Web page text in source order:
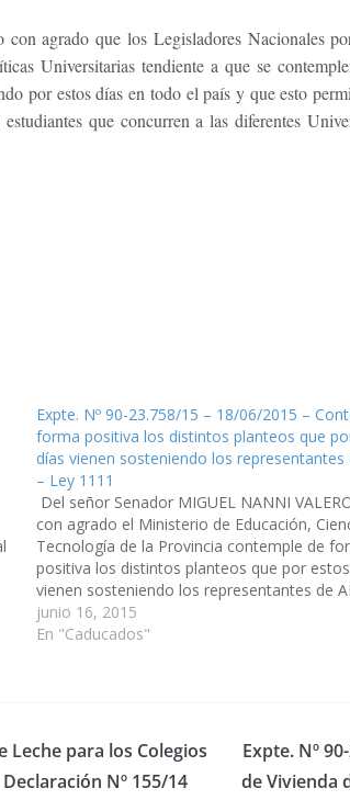
con agrado que los Legisladores Nacionales
Universitarias tendiente a que se
por estos días en todo el país y que esto
que concurren a las diferentes
Expte. Nº 90-23.758/15 – 18/06/2015 –
forma positiva los distintos planteos que
días vienen sosteniendo los representantes
– Ley 1111
Del señor Senador MIGUEL NANNI
con agrado el Ministerio de Educación,
Tecnología de la Provincia contemple de
positiva los distintos planteos que por
vienen sosteniendo los representantes de
directivos de las distintas Escuelas Técnicas
puntos de la provincia no…
junio 16, 2015
En "Caducados"
Leche para los Colegios
Nº 155/14
Expte. Nº
de Vivienda